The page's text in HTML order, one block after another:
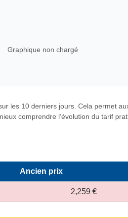
Graphique non chargé
les 10 derniers jours. Cela permet
comprendre l’évolution du tarif
Ancien prix
2,259 €